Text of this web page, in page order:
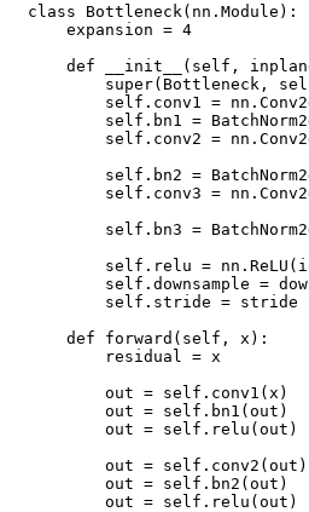
class Bottleneck ( nn . Module ) :
    expansion
= 4
def
__init__ ( self ,
super( Bottleneck ,
        self
. conv1 = nn .
        self
. bn1 =
        self
. conv2 = nn .
        self
. bn2 =
        self
. conv3 = nn .
        self
. bn3 =
        self
. relu = nn . ReLU (
        self
. downsample =
        self
. stride = stride
def
forward ( self , x ) :
        residual
= x
        out
= self . conv1 ( x )
        out
= self . bn1 (out )
        out
= self . relu (out )
        out
= self . conv2 (out )
        out
= self . bn2 (out )
        out
= self . relu (out )